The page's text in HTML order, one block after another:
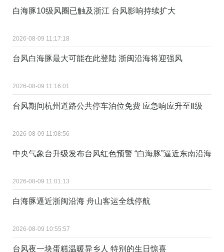
白海豚10级风圈已触及浙江 台风影响持续扩大
2026-08-09 11:17:18
台风白海豚最大可能在此登陆 浙闽沿海将迎强风
2026-08-09 11:16:01
台风期间杭州道路公共停车泊位免费 应急响应升至Ⅱ级
2026-08-09 11:08:56
中央气象台升级发布台风红色预警 “白海豚”逼近东南沿海
2026-08-09 11:01:13
白海豚逼近浙闽沿海 舟山客运全线停航
2026-08-09 10:55:57
台风夜一块蛋糕温暖异乡人 特别的生日惊喜